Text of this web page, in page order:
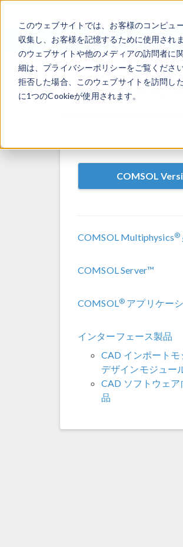
このウェブサイトでは、お客様のコンピュ
収集し、お客様を記憶するために使用され
のウェブサイトや他のメディアの訪問者に
細は、プライバシーポリシーをご覧ください
拒否した場合、このウェブサイトを訪問し
に1つのCookieが使用されます。
System
COMSOL
COMSOL Multiphysics®
COMSOL Server™
COMSOL® アプリケー
インターフェース製品
CAD インポート
デザインモジュー
CAD ソフトウェ
品